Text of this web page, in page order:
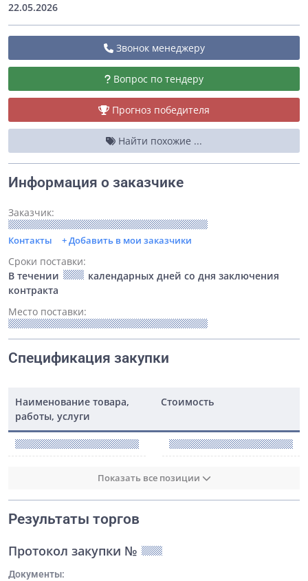
22.05.2026
Звонок менеджеру
Вопрос по тендеру
Прогноз победителя
Найти похожие ...
Информация о заказчике
Заказчик:
Контакты + Добавить в мои заказчики
Сроки поставки:
В течении
календарных дней со дня заключения
контракта
Место поставки:
Спецификация закупки
Наименование товара,
работы, услуги
Стоимость
Показать все позиции
Результаты торгов
Протокол закупки №
Документы: